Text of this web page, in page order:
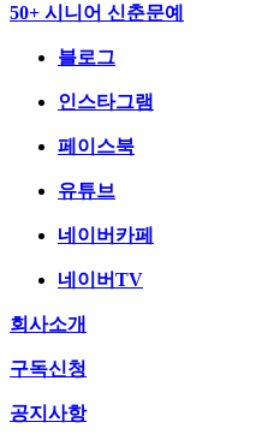
50+ 시니어 신춘문예
블로그
인스타그램
페이스북
유튜브
네이버카페
네이버TV
회사소개
구독신청
공지사항